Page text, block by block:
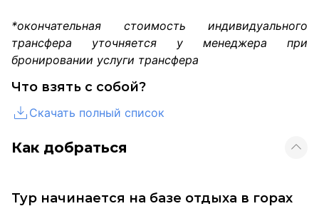
*окончательная стоимость индивидуального
трансфера уточняется у менеджера при
бронировании услуги трансфера
Что взять с собой?
Скачать полный список
Как добраться
Тур начинается на базе отдыха в горах